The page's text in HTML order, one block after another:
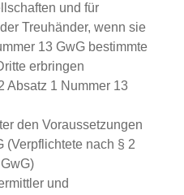
und für
Treuhänder, wenn sie
13 GwG bestimmte
erbringen
Absatz 1 Nummer 13
den Voraussetzungen
(Verpflichtete nach § 2
und